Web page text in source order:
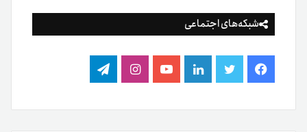
شبکه‌های اجتماعی
فیس
بوک
توییتر لینکدینیوتیوباینستاگرام
تلگرام